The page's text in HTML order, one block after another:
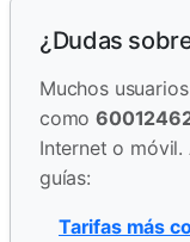
¿Dudas
Muchos
como
Internet o móvil.
guías:
Tarifas más